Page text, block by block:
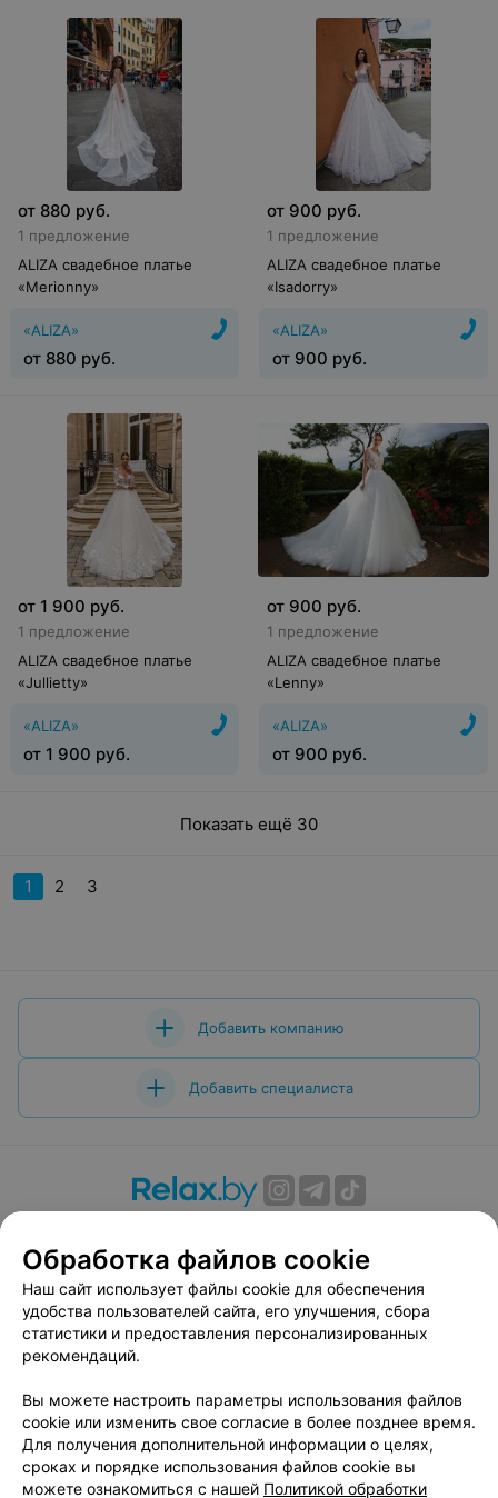
от 880 руб.
1 предложение
ALIZA свадебное платье
«Merionny»
«ALIZA»
от 880 руб.
от 900 руб.
1 предложение
ALIZA свадебное платье
«Isadorry»
«ALIZA»
от 900 руб.
от 1 900 руб.
1 предложение
ALIZA свадебное платье
«Jullietty»
«ALIZA»
от 1 900 руб.
от 900 руб.
1 предложение
ALIZA свадебное платье
«Lenny»
«ALIZA»
от 900 руб.
Показать ещё 30
1 2 3
Добавить компанию
Добавить специалиста
Вакансии
Публичный договор
Способы оплаты
Публичный договор по использованию сервиса
«Афиша»
Пользовательское соглашение
Связаться по вопросам сотрудничества
Написать руководителю relax.by
Персональные настройки cookie
Обработка файлов cookie
Наш сайт использует файлы cookie для обеспечения
удобства пользователей сайта, его улучшения, сбора
статистики и предоставления персонализированных
рекомендаций.
Вы можете настроить параметры использования файлов
cookie или изменить свое согласие в более позднее время.
Для получения дополнительной информации о целях,
сроках и порядке использования файлов cookie вы
можете ознакомиться с нашей Политикой обработки